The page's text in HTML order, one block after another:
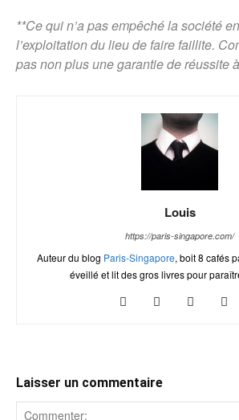
**Ce qui n’a pas empêché la société
l’exploitation du lieu de faire faillite.
pas non plus une garantie de réussite
Louis
https://paris-singapore.com/
Auteur du blog Paris-Singapore, boit 8 cafés
éveillé et lit des gros livres pour
Laisser un commentaire